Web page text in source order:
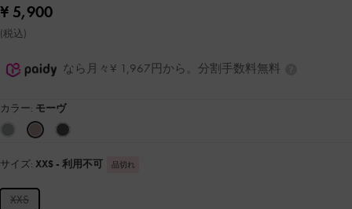
¥ 5,900
(税込)
なら月々¥ 1,967円から。分割手数料無料
カラー: モーヴ
サイズ: XXS - 利用不可 品切れ
XXS